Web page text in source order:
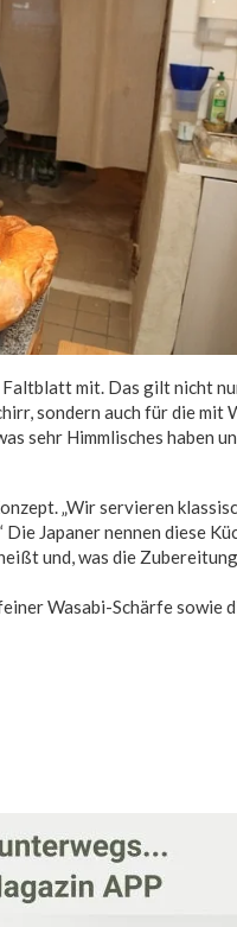
Faltblatt mit. Das gilt nicht
sondern auch für die mit
sehr Himmlisches haben
„Wir servieren
Japaner nennen diese
und, was die
Wasabi-Schärfe sowie